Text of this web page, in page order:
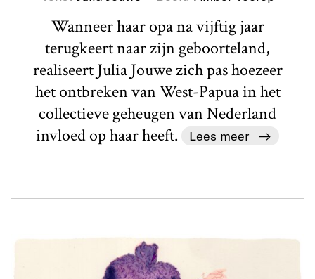
Wanneer haar opa na vijftig jaar
terugkeert naar zijn geboorteland,
realiseert Julia Jouwe zich pas hoezeer
het ontbreken van West-Papua in het
collectieve geheugen van Nederland
invloed op haar heeft.
Lees meer